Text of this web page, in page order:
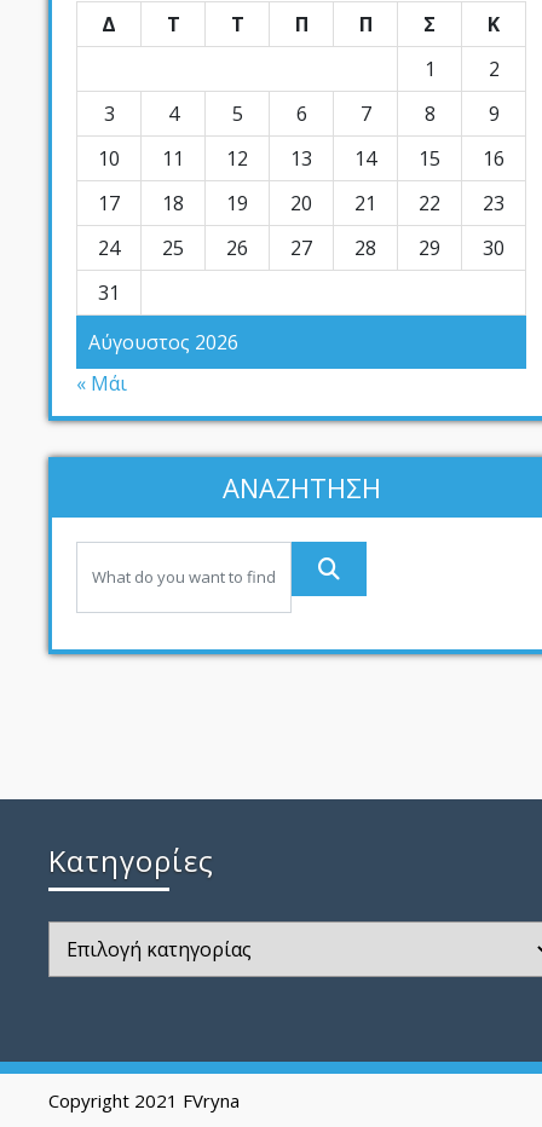
Αύγουστος 2026
Δ Τ Τ Π Π Σ
Κ
1
2
3
4 5 6 7 8
9
10
11 12 13 14 15
16
17
18 19 20 21 22
23
24
25 26 27 28 29
30
31
« Μάι
ΑΝΑΖΗΤΗΣΗ
Kατηγορίες
Kατηγορίες
Copyright 2021 FVryna